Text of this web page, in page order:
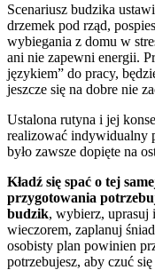
Scenariusz budzika
drzemek pod rząd,
wybiegania z domu w
ani nie zapewni energii.
językiem” do pracy,
jeszcze się na dobre nie
Ustalona rutyna i jej
realizować indywidualny
było zawsze dopięte na
Kładź się spać o tej
przygotowania
budzik, wybierz, uprasuj
wieczorem, zaplanuj
osobisty plan powinien
potrzebujesz, aby czuć